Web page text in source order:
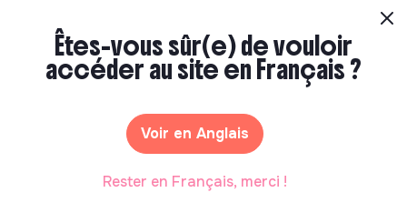
Compétences & formations
Top 8 des formations en rénovation
énergétique des bâtiments
Marianne Roussel 21 janvier 2025
Êtes-vous sûr(e) de vouloir
accéder au site en Français ?
Voir en Anglais
Rester en Français, merci !